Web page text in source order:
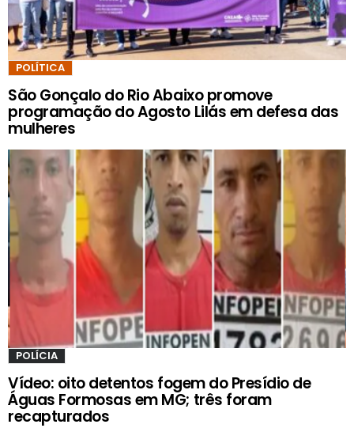
POLÍTICA
São Gonçalo do Rio Abaixo promove
programação do Agosto Lilás em defesa das
mulheres
POLÍCIA
Vídeo: oito detentos fogem do Presídio de
Águas Formosas em MG; três foram
recapturados